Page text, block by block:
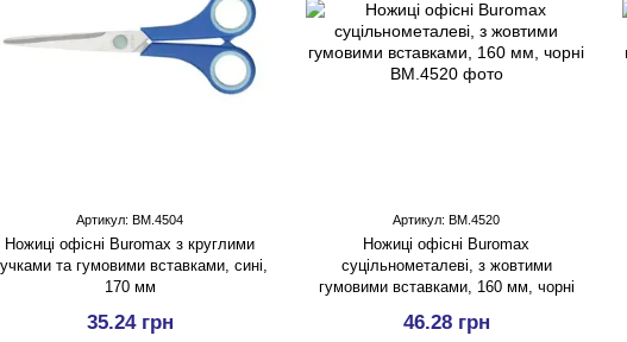
Артикул: BM.4504
Ножицi офісні Buromax з круглими
та гумовими вставками, сині,
170 мм
35.24 грн
Артикул: BM.4520
Ножицi офісні Buromax
суцільнометалевi, з жовтими
гумовими вставками, 160 мм, чорні
46.28 грн